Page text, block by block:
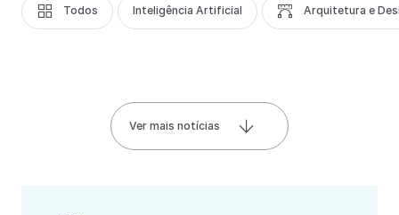
Todos Inteligência Artificial Arquitetura e
Ver mais notícias